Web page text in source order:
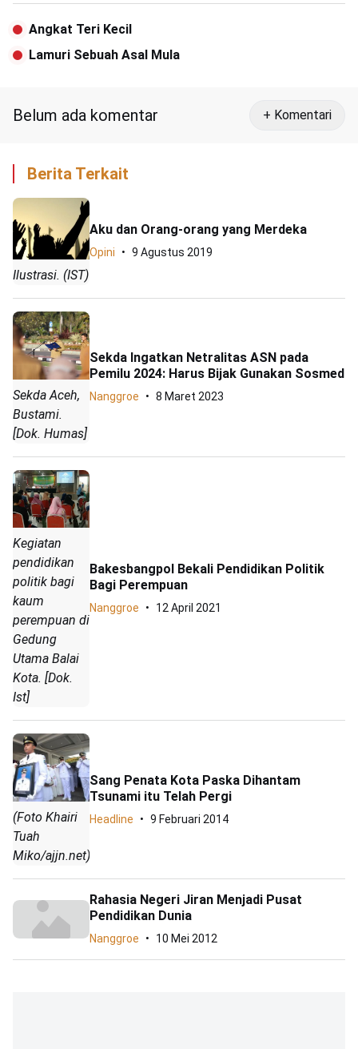
Angkat Teri Kecil
Lamuri Sebuah Asal Mula
Belum ada komentar + Komentari
Berita Terkait
Ilustrasi. (IST)
Aku dan Orang-orang yang Merdeka
Opini 9 Agustus 2019
Sekda Aceh,
Bustami.
[Dok. Humas]
Sekda Ingatkan Netralitas ASN pada
Pemilu 2024: Harus Bijak Gunakan Sosmed
Nanggroe 8 Maret 2023
Kegiatan
pendidikan
politik bagi
kaum
perempuan di
Gedung
Utama Balai
Kota. [Dok.
Ist]
Bakesbangpol Bekali Pendidikan Politik
Bagi Perempuan
Nanggroe 12 April 2021
(Foto Khairi
Tuah
Miko/ajjn.net)
Sang Penata Kota Paska Dihantam
Tsunami itu Telah Pergi
Headline 9 Februari 2014
Rahasia Negeri Jiran Menjadi Pusat
Pendidikan Dunia
Nanggroe 10 Mei 2012